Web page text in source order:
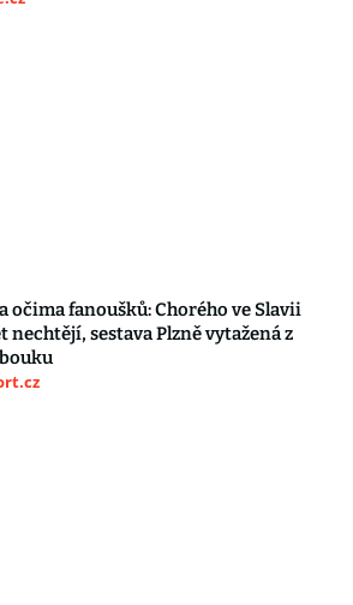
očima fanoušků: Chorého ve Slavii
nechtějí, sestava Plzně vytažená z